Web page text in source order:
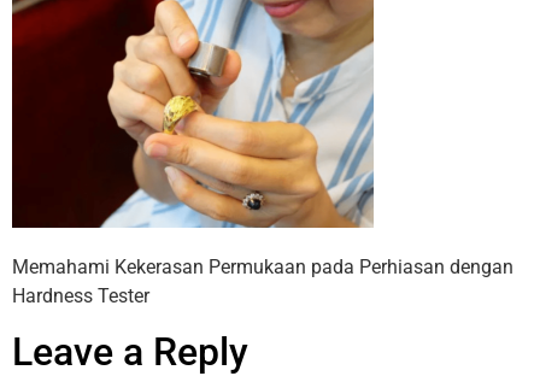
Memahami Kekerasan Permukaan pada Perhiasan dengan
Hardness Tester
Leave a Reply